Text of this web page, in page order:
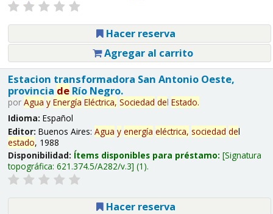
Hacer reserva
Agregar al carrito
Estacion transformadora San Antonio Oeste,
provincia deRío Negro.
por Agua y Energía Eléctrica, Sociedad del Estado.
Idioma: Español
Editor: Buenos Aires: Agua y energía eléctrica, sociedad del
estado, 1988
Disponibilidad: Ítems disponibles para préstamo: Signatura
topográfica: 621.374.5/A282/v.3 (1).
Hacer reserva